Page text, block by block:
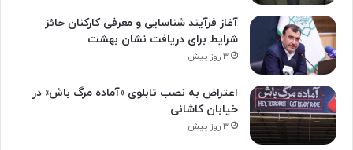
آغاز فرآیند شناسایی و معرفی کارکنان حائز
شرایط برای دریافت نشان بهشت
۳ روز پیش
اعتراض به نصب تابلوی «آماده مرگ باش» در
خیابان کاشانی
۳ روز پیش